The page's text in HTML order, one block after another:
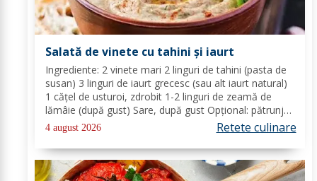
Salată de vinete cu tahini și iaurt
Ingrediente: 2 vinete mari 2 linguri de tahini (pasta de
susan) 3 linguri de iaurt grecesc (sau alt iaurt natural)
1 cățel de usturoi, zdrobit 1-2 linguri de zeamă de
lămâie (după gust) Sare, după gust Opțional: pătrunjel
proaspăt tocat pentru decor Mod de preparare: Coace
vinetele pe grătar sau în...
4 august 2026 Retete culinare